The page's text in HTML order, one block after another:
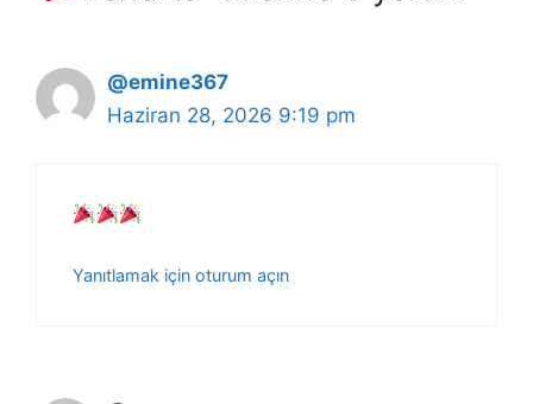
@emine367
Haziran 28, 2026 9:19 pm
Yanıtlamak için oturum açın